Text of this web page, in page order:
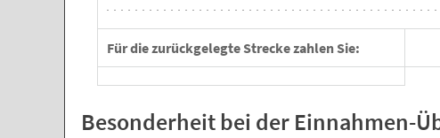
Für die zurückgelegte Strecke zahlen Sie:
Besonderheit bei der Einnahmen-